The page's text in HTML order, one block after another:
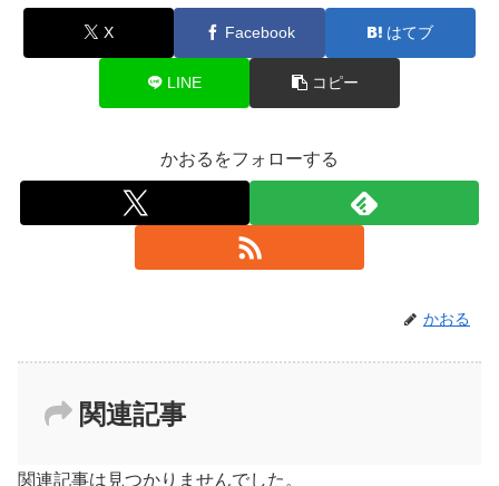
X Facebook はてブ
LINE コピー
かおるをフォローする
かおる
関連記事
関連記事は見つかりませんでした。